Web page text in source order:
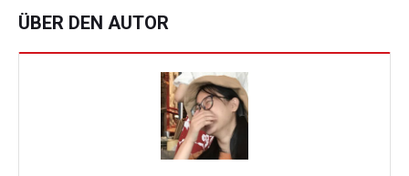
ÜBER DEN AUTOR